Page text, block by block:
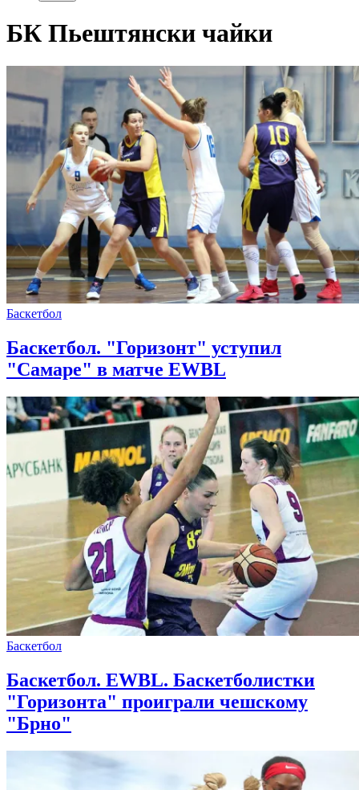
БК Пьештянски чайки
Баскетбол
Баскетбол. "Горизонт" уступил
"Самаре" в матче EWBL
Баскетбол
Баскетбол. EWBL. Баскетболистки
"Горизонта" проиграли чешскому
"Брно"